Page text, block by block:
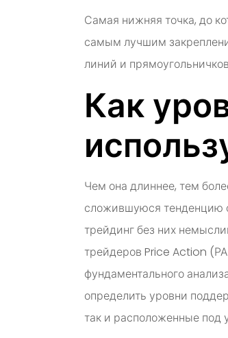
Самая нижняя точка, до
самым лучшим
линий и
Как
Чем она длиннее, тем
сложившуюся тенденцию
трейдинг без них
трейдеров Price Action
фундаментального
определить уровни
так и расположенные под